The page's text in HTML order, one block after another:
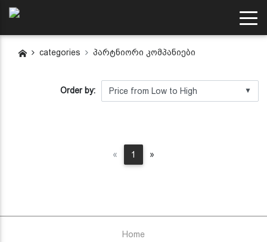
categories პარტნიორი კომპანიები
Order by: ▼
« Previous
1 »
Home